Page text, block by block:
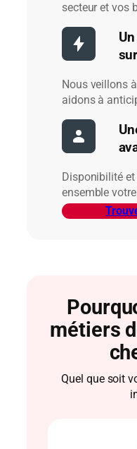
secteur et vos
Nous veillons
aidons à
Disponibilité
ensemble
métiers
Quel que soit